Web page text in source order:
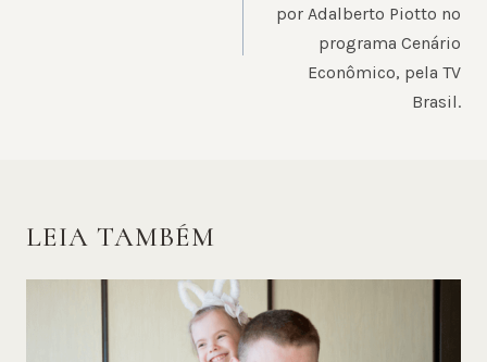
por Adalberto Piotto no
programa Cenário
Econômico, pela TV
Brasil.
LEIA TAMBÉM